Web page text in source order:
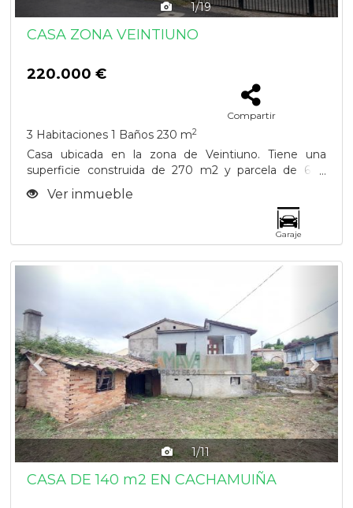
1/19
CASA ZONA VEINTIUNO
220.000 €
Compartir
3 Habitaciones 1 Baños 230 m2
Casa ubicada en la zona de Veintiuno. Tiene una
superficie construida de 270 m2 y parcela de 600
m2...
Ver inmueble
Garaje
1/11
CASA DE 140 m2 EN CACHAMUIÑA